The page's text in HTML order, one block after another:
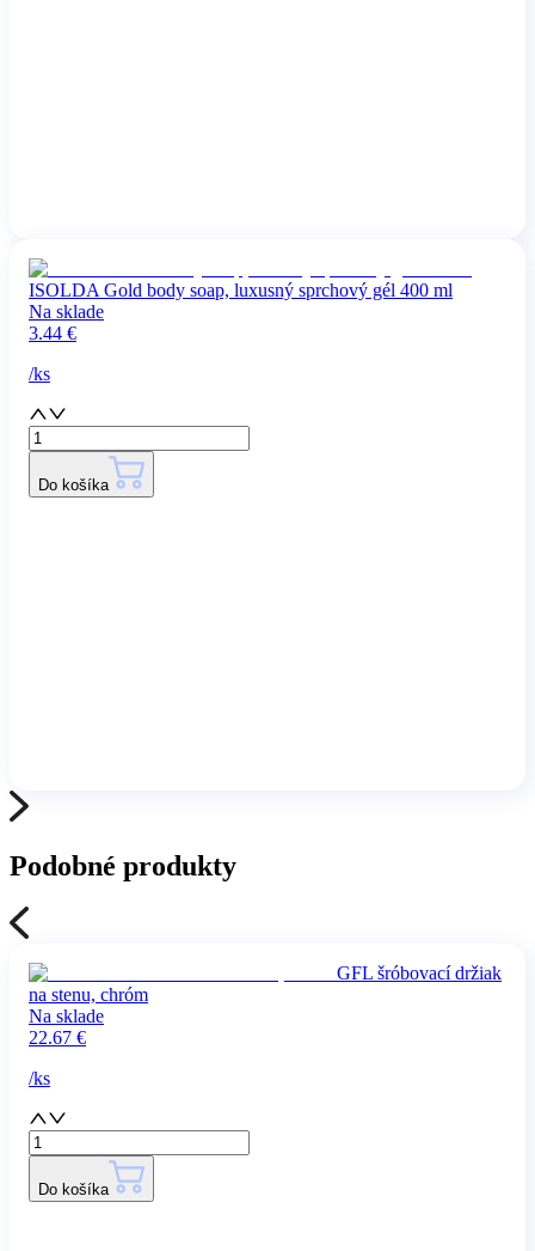
ISOLDA Gold body soap, luxusný sprchový gél 400 ml
Na sklade
3.44 €
/ks
Do košíka
Podobné produkty
GFL šróbovací držiak
na stenu, chróm
Na sklade
22.67 €
/ks
Do košíka